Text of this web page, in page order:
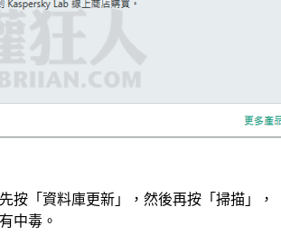
按「資料庫更新」，然後再按「掃描」，
中毒。